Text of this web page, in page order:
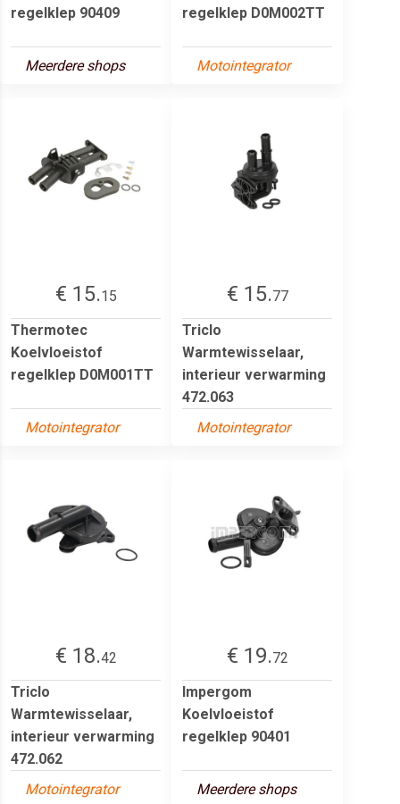
regelklep 90409
Meerdere shops
regelklep D0M002TT
Motointegrator
€ 15.15
Thermotec
Koelvloeistof
regelklep D0M001TT
Motointegrator
€ 15.77
Triclo
Warmtewisselaar,
interieur verwarming
472.063
Motointegrator
€ 18.42
Triclo
Warmtewisselaar,
interieur verwarming
472.062
Motointegrator
€ 19.72
Impergom
Koelvloeistof
regelklep 90401
Meerdere shops